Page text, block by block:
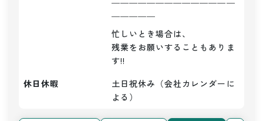
￣￣￣￣￣￣￣￣￣￣￣￣￣￣
￣￣￣￣￣
忙しいとき場合は、
残業をお願いすることもありま
す!!
休日休暇
土日祝休み（会社カレンダーに
よる）